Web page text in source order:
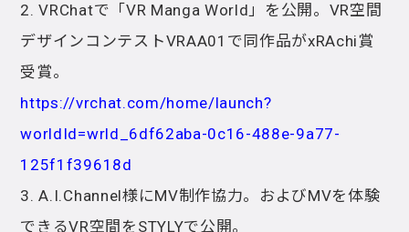
2. VRChatで「VR Manga World」を公開。VR空間
デザインコンテストVRAA01で同作品がxRAchi賞
受賞。
https://vrchat.com/home/launch?
worldId=wrld_6df62aba-0c16-488e-9a77-
125f1f39618d
3. A.I.Channel様にMV制作協力。およびMVを体験
できるVR空間をSTYLYで公開。